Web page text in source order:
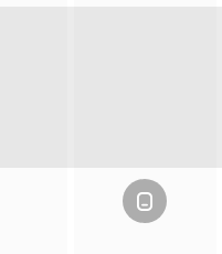
